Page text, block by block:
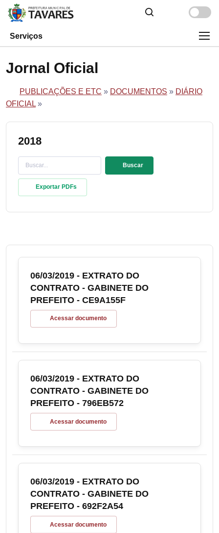
Serviços
Jornal Oficial
PUBLICAÇÕES E ETC » DOCUMENTOS » DIÁRIO
OFICIAL »
2018
Buscar
Exportar PDFs
06/03/2019 - EXTRATO DO
CONTRATO - GABINETE DO
PREFEITO - CE9A155F
Acessar documento
06/03/2019 - EXTRATO DO
CONTRATO - GABINETE DO
PREFEITO - 796EB572
Acessar documento
06/03/2019 - EXTRATO DO
CONTRATO - GABINETE DO
PREFEITO - 692F2A54
Acessar documento